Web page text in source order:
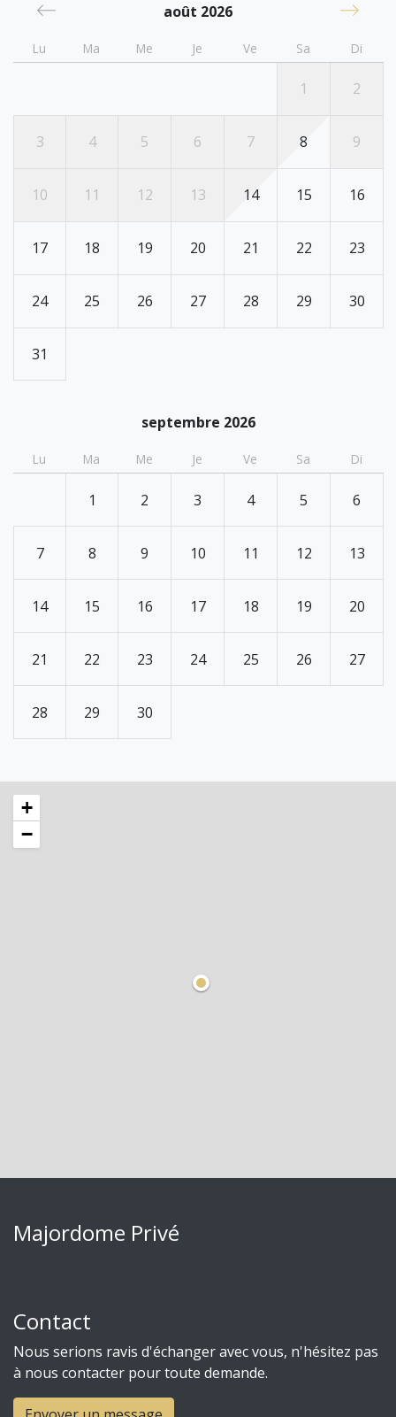
août 2026
Lu Ma Me Je Ve Sa Di
1 2
3 4 5 6 7 8 9
10 11 12 13 14 15 16
17 18 19 20 21 22 23
24 25 26 27 28 29 30
31
septembre 2026
Lu Ma Me Je Ve Sa Di
1 2 3 4 5 6
7 8 9 10 11 12 13
14 15 16 17 18 19 20
21 22 23 24 25 26 27
28 29 30
+
−
Majordome Privé
Contact
Nous serions ravis d'échanger avec vous, n'hésitez pas
à nous contacter pour toute demande.